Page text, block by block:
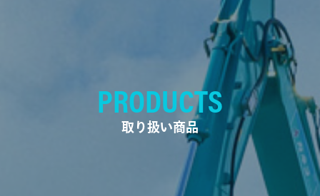
PRODUCTS
取り扱い商品